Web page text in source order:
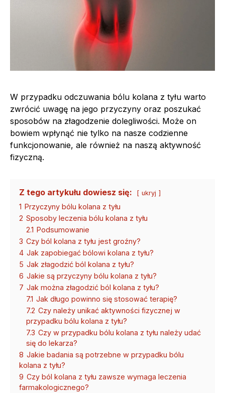
W przypadku odczuwania bólu kolana z tyłu warto
zwrócić uwagę na jego przyczyny oraz poszukać
sposobów na złagodzenie dolegliwości. Może on
bowiem wpłynąć nie tylko na nasze codzienne
funkcjonowanie, ale również na naszą aktywność
fizyczną.
Z tego artykułu dowiesz się: ukryj
1 Przyczyny bólu kolana z tyłu
2 Sposoby leczenia bólu kolana z tyłu
2.1 Podsumowanie
3 Czy ból kolana z tyłu jest groźny?
4 Jak zapobiegać bólowi kolana z tyłu?
5 Jak złagodzić ból kolana z tyłu?
6 Jakie są przyczyny bólu kolana z tyłu?
7 Jak można złagodzić ból kolana z tyłu?
7.1 Jak długo powinno się stosować terapię?
7.2 Czy należy unikać aktywności fizycznej w
przypadku bólu kolana z tyłu?
7.3 Czy w przypadku bólu kolana z tyłu należy udać
się do lekarza?
8 Jakie badania są potrzebne w przypadku bólu
kolana z tyłu?
9 Czy ból kolana z tyłu zawsze wymaga leczenia
farmakologicznego?